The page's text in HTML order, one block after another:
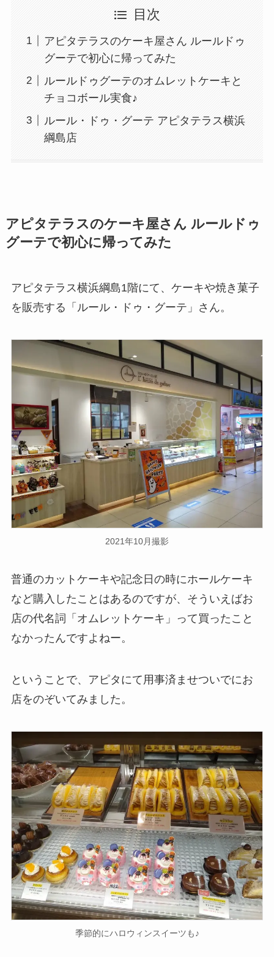
目次
アピタテラスのケーキ屋さん ルールドゥ
グーテで初心に帰ってみた
ルールドゥグーテのオムレットケーキと
チョコボール実食♪
ルール・ドゥ・グーテ アピタテラス横浜
綱島店
アピタテラスのケーキ屋さん ルールドゥ
グーテで初心に帰ってみた
アピタテラス横浜綱島1階にて、ケーキや焼き菓子
を販売する「ルール・ドゥ・グーテ」さん。
2021年10月撮影
普通のカットケーキや記念日の時にホールケーキ
など購入したことはあるのですが、そういえばお
店の代名詞「オムレットケーキ」って買ったこと
なかったんですよねー。
ということで、アピタにて用事済ませついでにお
店をのぞいてみました。
季節的にハロウィンスイーツも♪